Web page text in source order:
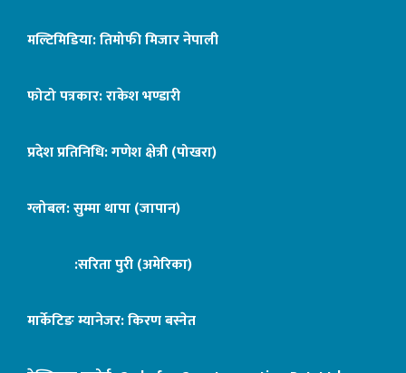
मल्टिमिडिया: तिमोफी मिजार नेपाली
फोटो पत्रकार: राकेश भण्डारी
प्रदेश प्रतिनिधि: गणेश क्षेत्री (पोखरा)
ग्लोबल: सुम्मा थापा (जापान)
:सरिता पुरी (अमेरिका)
मार्केटिङ म्यानेजर: किरण बस्नेत